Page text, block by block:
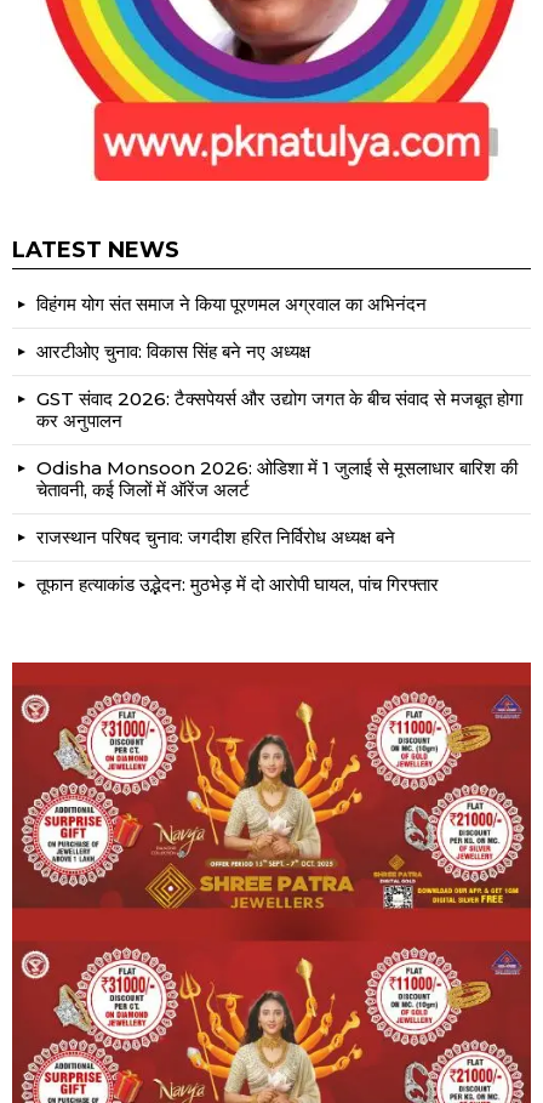
LATEST NEWS
विहंगम योग संत समाज ने किया पूरणमल अग्रवाल का अभिनंदन
आरटीओए चुनाव: विकास सिंह बने नए अध्यक्ष
GST संवाद 2026: टैक्सपेयर्स और उद्योग जगत के बीच संवाद से मजबूत होगा
कर अनुपालन
Odisha Monsoon 2026: ओडिशा में 1 जुलाई से मूसलाधार बारिश की
चेतावनी, कई जिलों में ऑरेंज अलर्ट
राजस्थान परिषद चुनाव: जगदीश हरित निर्विरोध अध्यक्ष बने
तूफान हत्याकांड उद्भेदन: मुठभेड़ में दो आरोपी घायल, पांच गिरफ्तार